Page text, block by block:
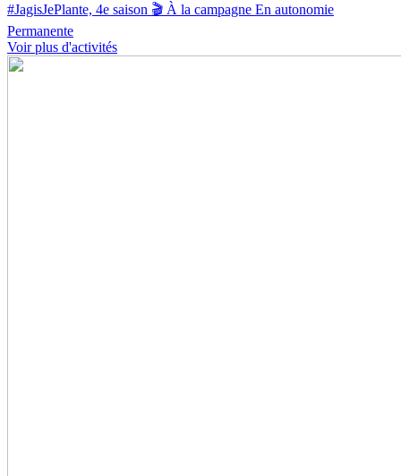
#JagisJePlante, 4e saison 🎬 À la campagne En autonomie
Permanente
Voir plus d'activités